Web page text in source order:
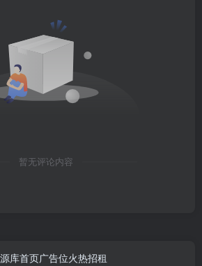
暂无评论内容
库首页广告位火热招租